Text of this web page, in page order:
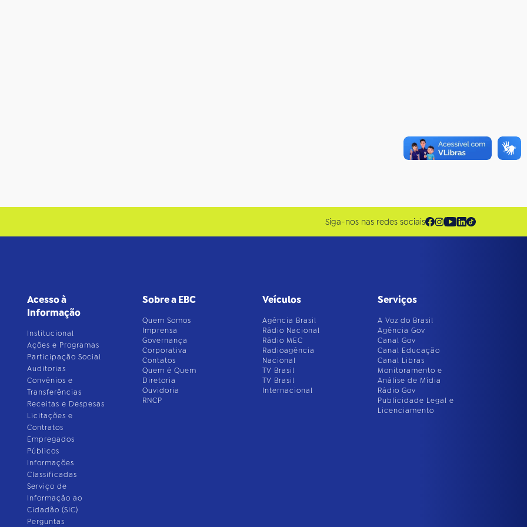
Siga-nos nas redes sociais
Acesso à
Informação
Institucional
Ações e Programas
Participação Social
Auditorias
Convênios e
Transferências
Receitas e Despesas
Licitações e
Contratos
Empregados
Públicos
Informações
Classificadas
Serviço de
Informação ao
Cidadão (SIC)
Perguntas
Sobre a EBC
Quem Somos
Imprensa
Governança
Corporativa
Contatos
Quem é Quem
Diretoria
Ouvidoria
RNCP
Veículos
Agência Brasil
Rádio Nacional
Rádio MEC
Radioagência
Nacional
TV Brasil
TV Brasil
Internacional
Serviços
A Voz do Brasil
Agência Gov
Canal Gov
Canal Educação
Canal Libras
Monitoramento e
Análise de Mídia
Rádio Gov
Publicidade Legal e
Licenciamento